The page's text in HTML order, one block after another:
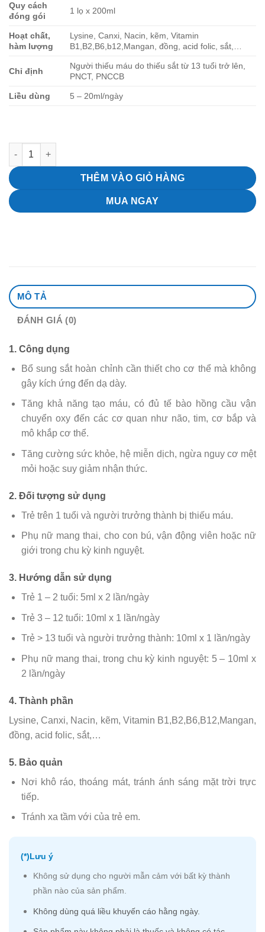
Quy cách
đóng gói
1 lọ x 200ml
Hoạt chất,
hàm lượng
Lysine, Canxi, Nacin, kẽm, Vitamin
B1,B2,B6,b12,Mangan, đồng, acid folic, sắt,…
Chỉ định
Người thiếu máu do thiếu sắt từ 13 tuổi trở lên,
PNCT, PNCCB
Liều dùng 5 – 20ml/ngày
Siro sắt Feroglobin B12 (Hộp 1 lọ) - Bổ sung sắt cho người bị
THÊM VÀO GIỎ HÀNG
MUA NGAY
MÔ TẢ
ĐÁNH GIÁ (0)
1. Công dụng
Bổ sung sắt hoàn chỉnh cần thiết cho cơ thể mà không
gây kích ứng đến dạ dày.
Tăng khả năng tạo máu, có đủ tế bào hồng cầu vận
chuyển oxy đến các cơ quan như não, tim, cơ bắp và
mô khắp cơ thể.
Tăng cường sức khỏe, hệ miễn dịch, ngừa nguy cơ mệt
mỏi hoặc suy giảm nhận thức.
2. Đối tượng sử dụng
Trẻ trên 1 tuổi và người trưởng thành bị thiếu máu.
Phụ nữ mang thai, cho con bú, vận động viên hoặc nữ
giới trong chu kỳ kinh nguyệt.
3. Hướng dẫn sử dụng
Trẻ 1 – 2 tuổi: 5ml x 2 lần/ngày
Trẻ 3 – 12 tuổi: 10ml x 1 lần/ngày
Trẻ > 13 tuổi và người trưởng thành: 10ml x 1 lần/ngày
Phụ nữ mang thai, trong chu kỳ kinh nguyệt: 5 – 10ml x
2 lần/ngày
4. Thành phần
Lysine, Canxi, Nacin, kẽm, Vitamin B1,B2,B6,B12,Mangan,
đồng, acid folic, sắt,…
5. Bảo quản
Nơi khô ráo, thoáng mát, tránh ánh sáng mặt trời trực
tiếp.
Tránh xa tầm với của trẻ em.
(*)Lưu ý
Không sử dụng cho người mẫn cảm với bất kỳ thành
phần nào của sản phẩm.
Không dùng quá liều khuyến cáo hằng ngày.